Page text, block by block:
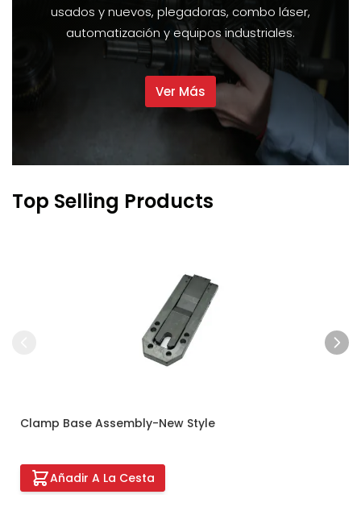
usados y nuevos, plegadoras, combo láser,
automatización y equipos industriales.
Ver Más
Top Selling Products
Clamp Base Assembly-New Style
Añadir A La Cesta